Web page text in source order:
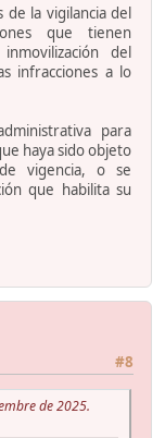
de la vigilancia del
que tienen
del
infracciones a lo
para
haya sido objeto
vigencia, o se
que habilita su
#8
de 2025.